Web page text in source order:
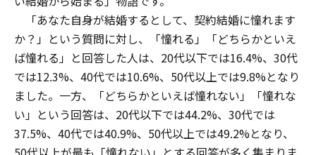
「あなた自身が結婚するとして、契約結婚に憧れます
か？」という質問に対し、「憧れる」「どちらかといえ
ば憧れる」と回答した人は、20代以下では16.4%、30代
では12.3%、40代では10.6%、50代以上では9.8%となり
ました。一方、「どちらかといえば憧れない」「憧れな
い」という回答は、20代以下では44.2%、30代では
37.5%、40代では40.9%、50代以上では49.2%となり、